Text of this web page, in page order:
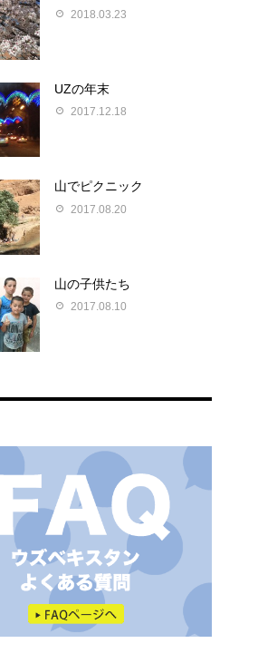
2018.03.23
UZの年末
2017.12.18
山でピクニック
2017.08.20
山の子供たち
2017.08.10